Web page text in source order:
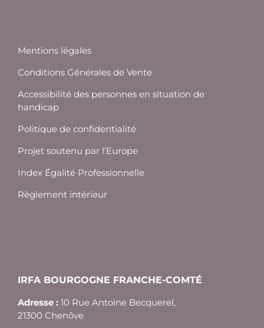
Mentions légales
Conditions Générales de Vente
Accessibilité des personnes en situation de
handicap
Politique de confidentialité
Projet soutenu par l’Europe
Index Égalité Professionnelle
Règlement intérieur
IRFA BOURGOGNE FRANCHE-COMTÉ
Adresse : 10 Rue Antoine Becquerel,
21300 Chenôve